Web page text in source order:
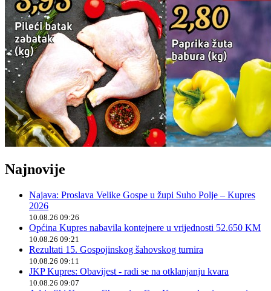
Najnovije
Najava: Proslava Velike Gospe u župi Suho Polje – Kupres
2026
10.08.26 09:26
Općina Kupres nabavila kontejnere u vrijednosti 52.650 KM
10.08.26 09:21
Rezultati 15. Gospojinskog šahovskog turnira
10.08.26 09:11
JKP Kupres: Obavijest - radi se na otklanjanju kvara
10.08.26 09:07